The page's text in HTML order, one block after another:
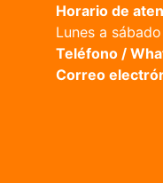
Horario de
Lunes a
Teléfono /
Correo